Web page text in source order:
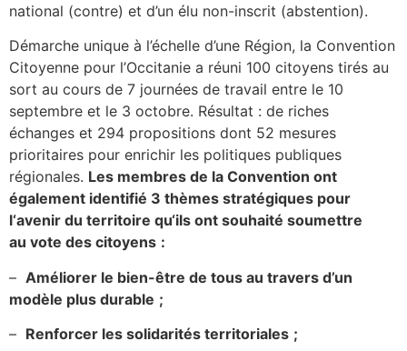
national (contre) et d’un élu non-inscrit (abstention).
Démarche unique à l’échelle d’une Région, la Convention
Citoyenne pour l’Occitanie a réuni 100 citoyens tirés au
sort au cours de 7 journées de travail entre le 10
septembre et le 3 octobre. Résultat : de riches
échanges et 294 propositions dont 52 mesures
prioritaires pour enrichir les politiques publiques
régionales. Les membres de la Convention ont
également identifié 3 thèmes stratégiques pour
l‘avenir du territoire qu‘ils ont souhaité soumettre
au vote des citoyens :
– Améliorer le bien-être de tous au travers d’un
modèle plus durable ;
– Renforcer les solidarités territoriales ;